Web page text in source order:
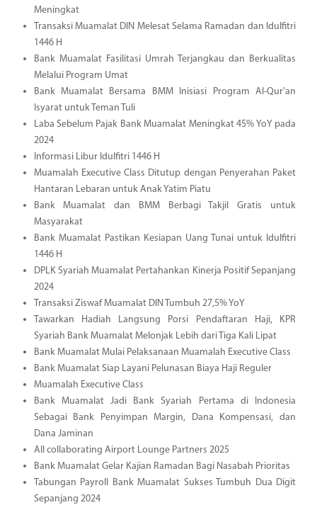
Meningkat
Transaksi Muamalat DIN Melesat Selama Ramadan dan Idulfitri
1446 H
Bank Muamalat Fasilitasi Umrah Terjangkau dan Berkualitas
Melalui Program Umat
Bank Muamalat Bersama BMM Inisiasi Program Al-Qur'an
Isyarat untuk Teman Tuli
Laba Sebelum Pajak Bank Muamalat Meningkat 45% YoY pada
2024
Informasi Libur Idulfitri 1446 H
Muamalah Executive Class Ditutup dengan Penyerahan Paket
Hantaran Lebaran untuk Anak Yatim Piatu
Bank Muamalat dan BMM Berbagi Takjil Gratis untuk
Masyarakat
Bank Muamalat Pastikan Kesiapan Uang Tunai untuk Idulfitri
1446 H
DPLK Syariah Muamalat Pertahankan Kinerja Positif Sepanjang
2024
Transaksi Ziswaf Muamalat DIN Tumbuh 27,5% YoY
Tawarkan Hadiah Langsung Porsi Pendaftaran Haji, KPR
Syariah Bank Muamalat Melonjak Lebih dari Tiga Kali Lipat
Bank Muamalat Mulai Pelaksanaan Muamalah Executive Class
Bank Muamalat Siap Layani Pelunasan Biaya Haji Reguler
Muamalah Executive Class
Bank Muamalat Jadi Bank Syariah Pertama di Indonesia
Sebagai Bank Penyimpan Margin, Dana Kompensasi, dan
Dana Jaminan
All collaborating Airport Lounge Partners 2025
Bank Muamalat Gelar Kajian Ramadan Bagi Nasabah Prioritas
Tabungan Payroll Bank Muamalat Sukses Tumbuh Dua Digit
Sepanjang 2024